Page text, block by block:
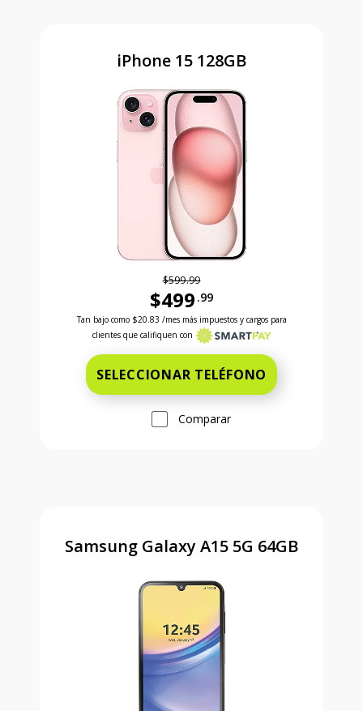
iPhone 15 128GB
$599.99
$499 .99
Antes el precio era 599 dollars and 99 cents
Tan bajo como $20.83 /mes más impuestos y cargos para
clientes que califiquen con
SELECCIONAR TELÉFONO
Comparar
Samsung Galaxy A15 5G 64GB